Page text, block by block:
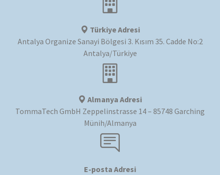
Türkiye Adresi
Antalya Organize Sanayi Bölgesi 3. Kısım 35. Cadde No:2
Antalya/Türkiye
Almanya Adresi
TommaTech GmbH Zeppelinstrasse 14 – 85748 Garching
Münih/Almanya
E-posta Adresi